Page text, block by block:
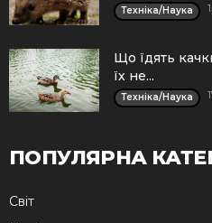
Техніка/Наука
Що їдять
їх не...
Техніка/Наука
ПОПУЛЯРНА
Cвіт